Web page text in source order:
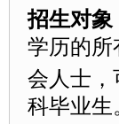
招生对象
学历的所
会人士，
科毕业生